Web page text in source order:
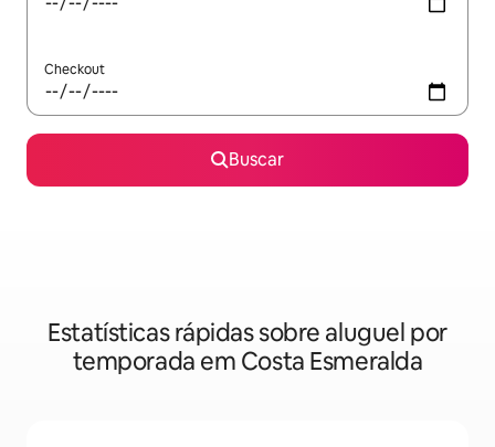
Checkout
Buscar
Estatísticas rápidas sobre aluguel por
temporada em Costa Esmeralda